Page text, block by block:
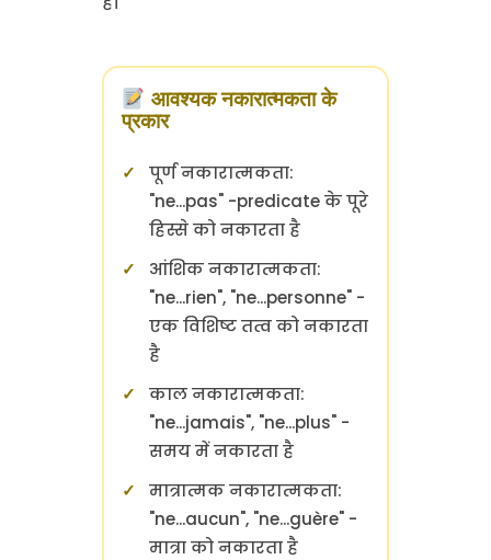
आवश्यक नकारात्मकता के
प्रकार
पूर्ण नकारात्मकता:
"ne...pas" -predicate के पूरे
हिस्से को नकारता है
आंशिक नकारात्मकता:
"ne...rien", "ne...personne" -
एक विशिष्ट तत्व को नकारता
है
काल नकारात्मकता:
"ne...jamais", "ne...plus" -
समय में नकारता है
मात्रात्मक नकारात्मकता:
"ne...aucun", "ne...guère" -
मात्रा को नकारता है